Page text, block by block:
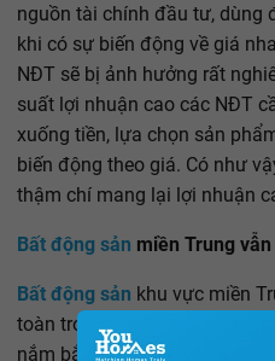
nguồn tài chính đầu tư, dùng
khi có sự biến động về giá
NĐT sẽ bị ảnh hưởng rất
suất lợi nhuận cao các NĐT
xuống tiền, lựa chọn sản
biến động theo giá. Có như
thậm chí mang lại lợi nhuận
Bất động sản miền Trung
Bất động sản khu vực miền
toàn trong thời gian tới.
nắm bắt được xu hướng của